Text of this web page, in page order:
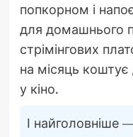
попкорном і
для домашнього
стрімінгових
на місяць
у кіно.
І найголовніше